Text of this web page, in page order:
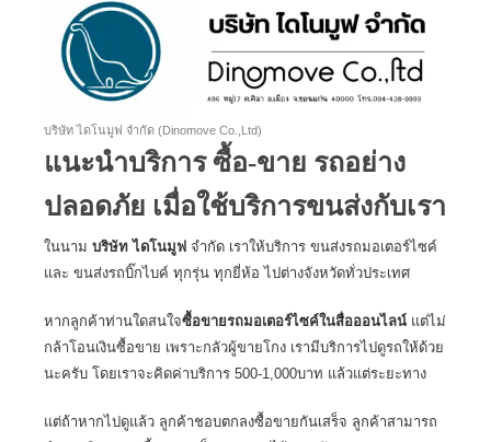
บริษัท ไดโนมูฟ จำกัด (Dinomove Co.,Ltd)
แนะนำบริการ ซื้อ-ขาย รถอย่าง
ปลอดภัย เมื่อใช้บริการขนส่งกับเรา
ในนาม บริษัท ไดโนมูฟ จำกัด เราให้บริการ ขนส่งรถมอเตอร์ไซค์
และ ขนส่งรถบิ๊กไบค์ ทุกรุ่น ทุกยี่ห้อ ไปต่างจังหวัดทั่วประเทศ
หากลูกค้าท่านใดสนใจซื้อขายรถมอเตอร์ไซค์ในสื่อออนไลน์ แต่ไม่
กล้าโอนเงินซื้อขาย เพราะกลัวผู้ขายโกง เรามีบริการไปดูรถให้ด้วย
นะครับ โดยเราจะคิดค่าบริการ 500-1,000บาท แล้วแต่ระยะทาง
แต่ถ้าหากไปดูแล้ว ลูกค้าชอบตกลงซื้อขายกันเสร็จ ลูกค้าสามารถ